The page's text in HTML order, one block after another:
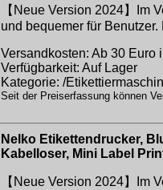
【Neue Version 2024】Im
und bequemer für
Versandkosten: Ab 30 Euro
Verfügbarkeit: Auf Lager
Kategorie: /
Seit der Preiserfassung können
Nelko Etikettendrucker,
Kabelloser, Mini Label
【Neue Version 2024】Im